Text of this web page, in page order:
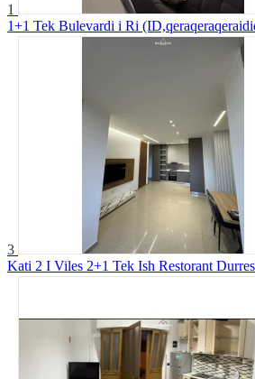
1
1+1 Tek Bulevardi i Ri
3
Kati 2 I Viles 2+1 Tek Ish Restorant